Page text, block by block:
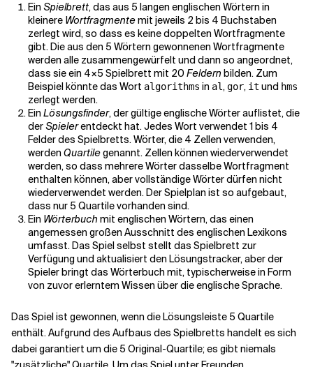
Ein Spielbrett, das aus 5 langen englischen Wörtern in
kleinere Wortfragmentemit jeweils 2 bis 4 Buchstaben
zerlegt wird, so dass es keine doppelten Wortfragmente
gibt. Die aus den 5 Wörtern gewonnenen Wortfragmente
werden alle zusammengewürfelt und dann so angeordnet,
dass sie ein 4×5 Spielbrett mit 20 Feldern bilden. Zum
Beispiel könnte das Wort algorithms in al,gor, it und hms
zerlegt werden.
Ein Lösungsfinder, der gültige englische Wörter auflistet, die
derSpielerentdeckt hat. Jedes Wort verwendet 1 bis 4
Felder des Spielbretts. Wörter, die 4 Zellen verwenden,
werden Quartilegenannt. Zellen können wiederverwendet
werden, so dass mehrere Wörter dasselbe Wortfragment
enthalten können, aber vollständige Wörter dürfen nicht
wiederverwendet werden. Der Spielplan ist so aufgebaut,
dass nur 5 Quartile vorhanden sind.
Ein Wörterbuch mit englischen Wörtern, das einen
angemessen großen Ausschnitt des englischen Lexikons
umfasst. Das Spiel selbst stellt das Spielbrett zur
Verfügung und aktualisiert den Lösungstracker, aber der
Spieler bringt das Wörterbuch mit, typischerweise in Form
von zuvor erlerntem Wissen über die englische Sprache.
Das Spiel ist gewonnen, wenn die Lösungsleiste 5 Quartile
enthält. Aufgrund des Aufbaus des Spielbretts handelt es sich
dabei garantiert um die 5 Original-Quartile; es gibt niemals